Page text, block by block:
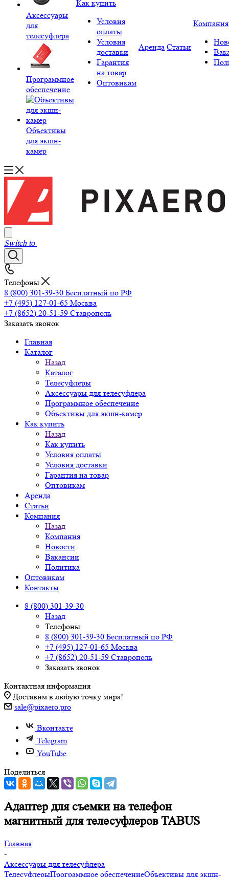
Аксессуары
для
телесуфлера
Программное
обеспечение
Объективы
для экшн-
камер
Как купить
Условия
оплаты
Условия
доставки
Гарантия
на товар
Оптовикам
Аренда Статьи
Компания
Switch to
Телефоны
8 (800) 301-39-30 Бесплатный по РФ
+7 (495) 127-01-65 Москва
+7 (8652) 20-51-59 Ставрополь
Заказать звонок
Главная
Каталог
Назад
Каталог
Телесуфлеры
Аксессуары для телесуфлера
Программное обеспечение
Объективы для экшн-камер
Как купить
Назад
Как купить
Условия оплаты
Условия доставки
Гарантия на товар
Оптовикам
Аренда
Статьи
Компания
Назад
Компания
Новости
Вакансии
Политика
Оптовикам
Контакты
8 (800) 301-39-30
Назад
Телефоны
8 (800) 301-39-30 Бесплатный по РФ
+7 (495) 127-01-65 Москва
+7 (8652) 20-51-59 Ставрополь
Заказать звонок
Контактная информация
Доставим в любую точку мира!
sale@pixaero.pro
Вконтакте
Telegram
YouTube
Поделиться
Адаптер для съемки на телефон
магнитный для телесуфлеров TABUS
Главная
-
Аксессуары для телесуфлера
ТелесуфлерыПрограммное обеспечениеОбъективы для экшн-